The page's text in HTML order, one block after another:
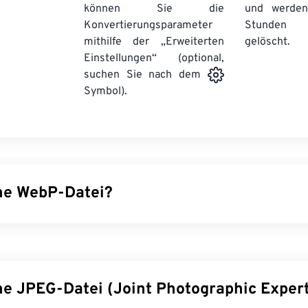
können Sie die
Konvertierungsparameter
mithilfe der „Erweiterten
Einstellungen“ (optional,
suchen Sie nach dem
Symbol).
und
Stunden
gelöscht.
WebP-Datei?
Bildqualität auf. WebP-Bilder werden auf Webseiten und
geladen.
JPEG-Datei (Joint Photographic